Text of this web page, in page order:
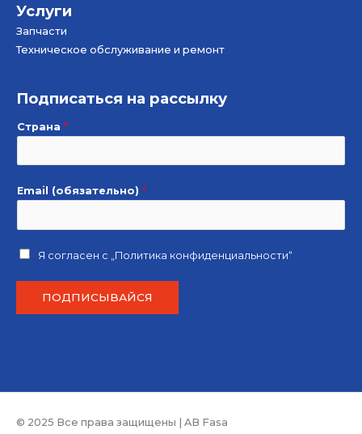
Услуги
Запчасти
Техническое обслуживание и ремонт
Подписаться на рассылку
Страна *
Email (обязательно) *
Я согласен с „Политика конфиденциальности“
ПОДПИСЫВАЙСЯ
© 2025 Все права защищены | AB Fasa